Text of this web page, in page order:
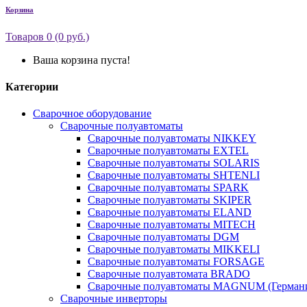
Корзина
Товаров 0 (0 руб.)
Ваша корзина пуста!
Категории
Сварочное оборудование
Сварочные полуавтоматы
Сварочные полуавтоматы NIKKEY
Сварочные полуавтоматы EXTEL
Сварочные полуавтоматы SOLARIS
Сварочные полуавтоматы SHTENLI
Сварочные полуавтоматы SPARK
Сварочные полуавтоматы SKIPER
Сварочные полуавтоматы ELAND
Сварочные полуавтоматы MITECH
Сварочные полуавтоматы DGM
Сварочные полуавтоматы MIKKELI
Сварочные полуавтоматы FORSAGE
Сварочные полуавтомата BRADO
Сварочные полуавтоматы MAGNUM
Сварочные инверторы